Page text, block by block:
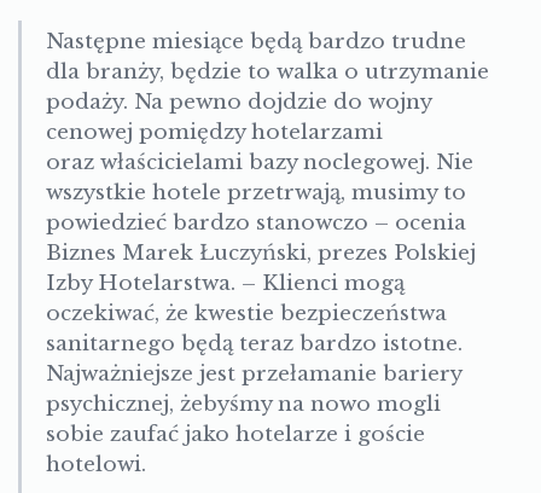
Następne miesiące będą bardzo trudne
dla branży, będzie to walka o utrzymanie
podaży. Na pewno dojdzie do wojny
cenowej pomiędzy hotelarzami
oraz właścicielami bazy noclegowej. Nie
wszystkie hotele przetrwają, musimy to
powiedzieć bardzo stanowczo – ocenia
Biznes Marek Łuczyński, prezes Polskiej
Izby Hotelarstwa. – Klienci mogą
oczekiwać, że kwestie bezpieczeństwa
sanitarnego będą teraz bardzo istotne.
Najważniejsze jest przełamanie bariery
psychicznej, żebyśmy na nowo mogli
sobie zaufać jako hotelarze i goście
hotelowi.